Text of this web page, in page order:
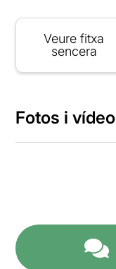
Veure fitxa
sencera
Fotos i